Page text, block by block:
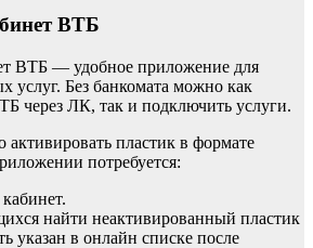
ВТБ
ВТБ — удобное приложение для
услуг. Без банкомата можно как
через ЛК, так и подключить услуги.
пластик в формате
потребуется:
найти неактивированный пластик
указан в онлайн списке после